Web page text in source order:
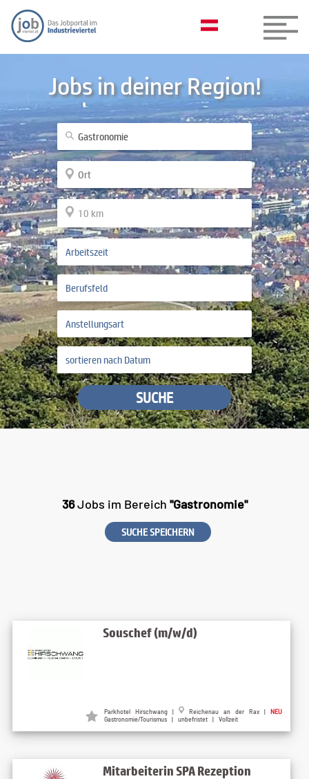
Jobs in deiner Region!
SUCHE
36Jobs im Bereich "Gastronomie"
SUCHE SPEICHERN
Souschef (m/w/d)
Parkhotel Hirschwang | Reichenau an der Rax | NEU
Gastronomie/Tourismus | unbefristet | Vollzeit
Mitarbeiterin SPA Rezeption